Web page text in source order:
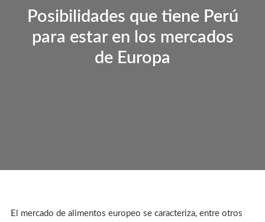
Posibilidades que tiene Perú
para estar en los mercados
de Europa
El mercado de alimentos europeo se caracteriza, entre otros